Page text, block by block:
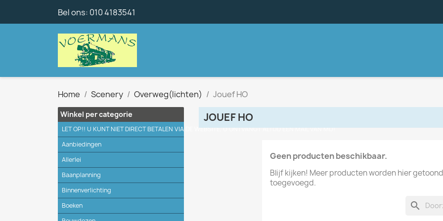
Bel ons: 010 4183541
Home Scenery Overweg(lichten) Jouef HO
Winkel per categorie
LET OP!! U KUNT NIET DIRECT BETALEN VIA DE WEBSITE, U ONTVANGT ALTIJD EEN MAIL VAN MIJ!
Aanbiedingen
Allerlei
Baanplanning
Binnenverlichting
Boeken
JOUEF HO
Geen producten beschikbaar.
Blijf kijken! Meer producten worden hier
toegevoegd.
search